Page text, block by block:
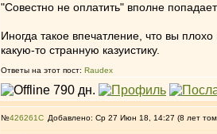
"Совестно не оплатить" вполне
Иногда такое впечатление, что вы
какую-то странную казуистику.
Ответы на этот пост: Raudex
№426261 Добавлено: Ср 27 Июн 18, 14:27 (8 лет